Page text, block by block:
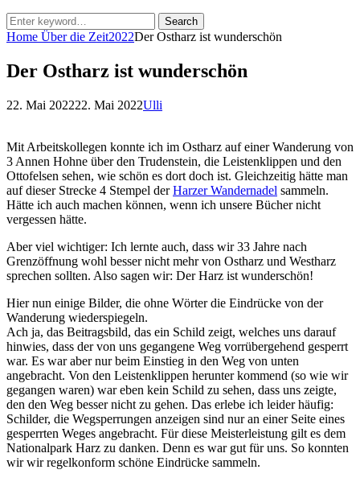
Search
for:
Search
Home Über die Zeit2022Der Ostharz ist wunderschön
Der Ostharz ist wunderschön
Posted
22. Mai 202222. Mai 2022by
Ulli
Mit Arbeitskollegen konnte ich im Ostharz auf einer Wanderung von
3 Annen Hohne über den Trudenstein, die Leistenklippen und den
Ottofelsen sehen, wie schön es dort doch ist. Gleichzeitig hätte man
auf dieser Strecke 4 Stempel derHarzer Wandernadel sammeln.
Hätte ich auch machen können, wenn ich unsere Bücher nicht
vergessen hätte.
Aber viel wichtiger: Ich lernte auch, dass wir 33 Jahre nach
Grenzöffnung wohl besser nicht mehr von Ostharz und Westharz
sprechen sollten. Also sagen wir: Der Harz ist wunderschön!
Hier nun einige Bilder, die ohne Wörter die Eindrücke von der
Wanderung wiederspiegeln.
Ach ja, das Beitragsbild, das ein Schild zeigt, welches uns darauf
hinwies, dass der von uns gegangene Weg vorrübergehend gesperrt
war. Es war aber nur beim Einstieg in den Weg von unten
angebracht. Von den Leistenklippen herunter kommend (so wie wir
gegangen waren) war eben kein Schild zu sehen, dass uns zeigte,
den den Weg besser nicht zu gehen. Das erlebe ich leider häufig:
Schilder, die Wegsperrungen anzeigen sind nur an einer Seite eines
gesperrten Weges angebracht. Für diese Meisterleistung gilt es dem
Nationalpark Harz zu danken. Denn es war gut für uns. So konnten
wir wir regelkonform schöne Eindrücke sammeln.